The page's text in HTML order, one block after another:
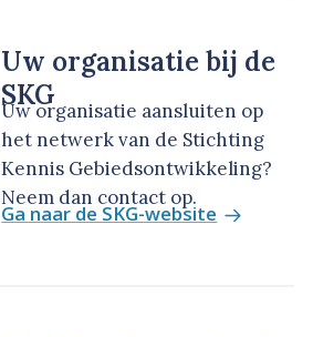
Uw organisatie bij de
SKG
Uw organisatie aansluiten op
het netwerk van de Stichting
Kennis Gebiedsontwikkeling?
Neem dan contact op.
Ga naar de SKG-website